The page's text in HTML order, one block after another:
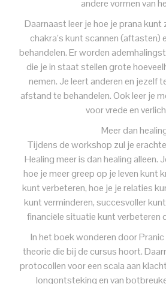
andere vormen van
Daarnaast leer je hoe je prana kunt
chakra’s kunt scannen (aftasten)
behandelen. Er worden
die je in staat stellen grote
nemen. Je leert anderen en jezelf
afstand te behandelen. Ook leer je
voor vrede en
Meer dan
Tijdens de workshop zul je
Healing meer is dan healing alleen.
hoe je meer greep op je leven kunt
kunt verbeteren, hoe je je relaties
kunt verminderen, succesvoller
financiële situatie kunt verbeteren
In het boek wonderen door Pranic
theorie die bij de cursus hoort.
protocollen voor een scala aan
longontsteking en van